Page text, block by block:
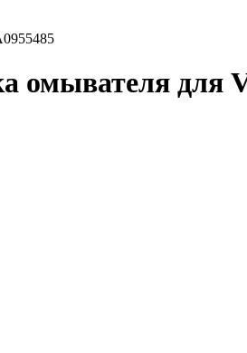
омывателя для